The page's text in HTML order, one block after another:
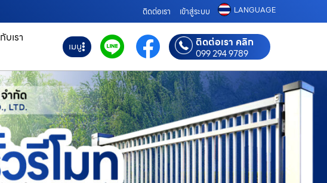
ติดต่อเรา เข้าสู่ระบบ LANGUAGE
บเรา
เมนู ติดต่อเรา คลิก
099 294 9789